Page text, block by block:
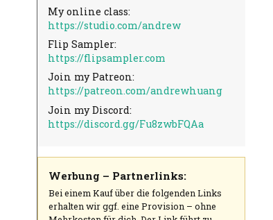
My online class:
https://studio.com/andrew
Flip Sampler:
https://flipsampler.com
Join my Patreon:
https://patreon.com/andrewhuang
Join my Discord:
https://discord.gg/Fu8zwbFQAa
Werbung – Partnerlinks:
Bei einem Kauf über die folgenden Links
erhalten wir ggf. eine Provision – ohne